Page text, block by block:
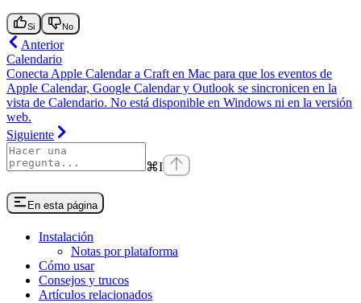
Si No
Anterior
Calendario
Conecta Apple Calendar a Craft en Mac para que los eventos de
Apple Calendar, Google Calendar y Outlook se sincronicen en la
vista de Calendario. No está disponible en Windows ni en la versión
web.
Siguiente
⌘I
En esta página
Instalación
Notas por plataforma
Cómo usar
Consejos y trucos
Artículos relacionados